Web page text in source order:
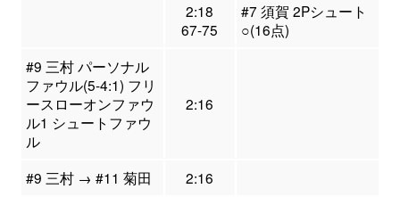
2:18
67-75
#7 須賀 2Pシュート
○(16点)
#9 三村 パーソナル
ファウル(5-4:1) フリ
ースローオンファウ
ル1 シュートファウ
ル
2:16
#9 三村 → #11 菊田
2:16